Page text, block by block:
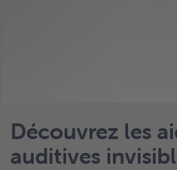
Découvrez les
auditives